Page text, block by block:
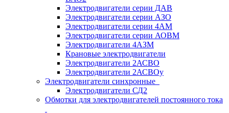
Электродвигатели серии ДАВ
Электродвигатели серии АЗО
Электродвигатели серии 4АМ
Электродвигатели серии АОВМ
Электродвигатели 4АЗМ
Крановые электродвигатели
Электродвигатели 2АСВО
Электродвигатели 2АСВОу
Электродвигатели синхронные
Электродвигатели СД2
Обмотки для электродвигателей постоянного тока